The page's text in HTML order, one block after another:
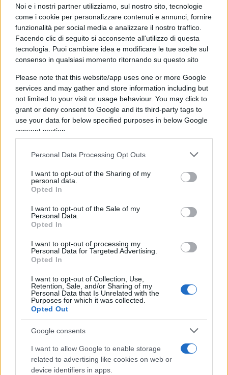
Noi e i nostri partner utilizziamo, sul nostro sito, tecnologie
come i cookie per personalizzare contenuti e annunci, fornire
funzionalità per social media e analizzare il nostro traffico.
Facendo clic di seguito si acconsente all'utilizzo di questa
tecnologia. Puoi cambiare idea e modificare le tue scelte sul
consenso in qualsiasi momento ritornando su questo sito
Please note that this website/app uses one or more Google
services and may gather and store information including but
not limited to your visit or usage behaviour. You may click to
grant or deny consent to Google and its third-party tags to
use your data for below specified purposes in below Google
consent section.
Personal Data Processing Opt Outs
I want to opt-out of the Sharing of my
personal data.
Opted In
I want to opt-out of the Sale of my
Personal Data.
Opted In
I want to opt-out of processing my
Personal Data for Targeted Advertising.
Opted In
I want to opt-out of Collection, Use,
Retention, Sale, and/or Sharing of my
Personal Data that Is Unrelated with the
Purposes for which it was collected.
Opted Out
Google consents
I want to allow Google to enable storage
related to advertising like cookies on web or
device identifiers in apps.
invece daiTwitter Files, per le quali però nessuno
si è “preoccupato” – ma dell’applicazione di una
regola a tutela della sicurezza “fisica” degli utenti.
Queste sospensioni, tra l’altro, dimostrano come
con MuskTwitternon sia affatto diventata quella
piattaforma “senza regole” e pericolosa che gli
rimproveravano i suoi detrattori.
Il doxxing
Cosa si intende per“doxxing”? Pubblicare su
internet informazioni private sensibili come forma
parliamo ditracciare in tempo reale
posizione delle persone e renderla pubblica sui
Chiunque può comprendere la delicatezza del
tema: si tratta di una informazione sensibile che
può facilitare, o addiritturaistigare
criminoso di qualche malintenzionato.
“Criticarmi tutto il giorno va benissimo, ma